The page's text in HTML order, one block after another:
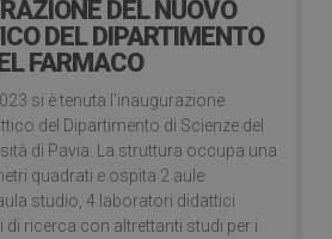
DEL NUOVO
DEL DIPARTIMENTO
FARMACO
si è tenuta l’inaugurazione
del Dipartimento di Scienze del
di Pavia. La struttura occupa una
quadrati e ospita 2 aule
studio, 4 laboratori didattici
di ricerca con altrettanti studi per i